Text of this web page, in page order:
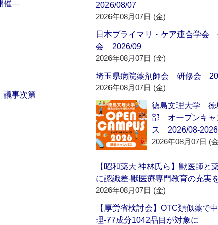
催―
議事次第
2026/08/07
2026年08月07日 (金)
日本プライマリ・ケア連合学会
会 2026/09
2026年08月07日 (金)
埼玉県病院薬剤師会 研修会
2026年08月07日 (金)
徳島文理大学 徳
部 オープンキャ
ス 2026/08-
2026年08月07日 (
【昭和薬大 神林氏ら】獣医師と
に認識差‐獣医療専門教育の充実
2026年08月07日 (金)
【厚労省検討会】OTC類似薬で
理‐77成分1042品目が対象に